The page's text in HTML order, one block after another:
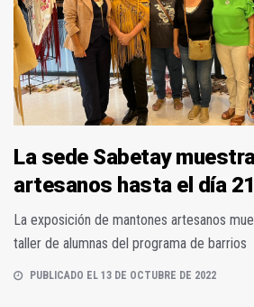
La sede Sabetay
artesanos hasta el día 21
La exposición de mantones artesanos
taller de alumnas del programa de barrios
PUBLICADO EL 13 DE OCTUBRE DE 2022